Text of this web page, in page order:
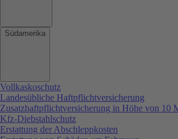
Südamerika
Vollkaskoschutz
Landesübliche Haftpflichtversicherung
Zusatzhaftpflichtversicherung in Höhe von 10
Kfz-Diebstahlschutz
Erstattung der Abschleppkosten